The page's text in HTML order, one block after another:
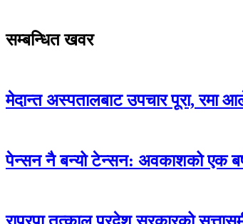
सम्बन्धित खवर
मेदान्त अस्पतालबाट उपचार पूरा, रमा
पेन्सन नै बन्यो टेन्सन: अवकाशको एक